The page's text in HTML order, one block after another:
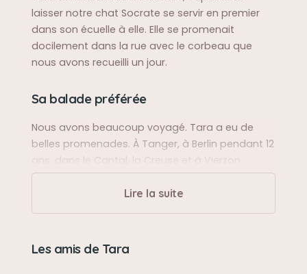
laisser notre chat Socrate se servir en premier
dans son écuelle à elle. Elle se promenait
docilement dans la rue avec le corbeau que
nous avons recueilli un jour.
Sa balade préférée
Nous avons beaucoup voyagé. Tara a eu de
belles promenades. À Tanger, à Berlin pendant 12
ans, dans le Cantal, la Creuse et à Vierzon.
Lire la suite
Les amis de Tara